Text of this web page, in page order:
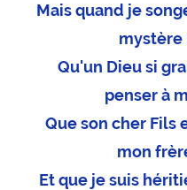
Mais quand je
mystère
Qu'un Dieu si
penser à
Que son cher Fils
mon
Et que je suis